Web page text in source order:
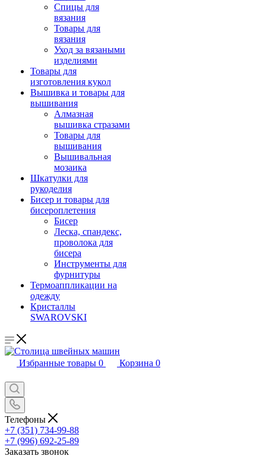
Спицы для
вязания
Товары для
вязания
Уход за вязаными
изделиями
Товары для
изготовления кукол
Вышивка и товары для
вышивания
Алмазная
вышивка стразами
Товары для
вышивания
Вышивальная
мозаика
Шкатулки для
рукоделия
Бисер и товары для
бисероплетения
Бисер
Леска, спандекс,
проволока для
бисера
Инструменты для
фурнитуры
Термоаппликации на
одежду
Кристаллы
SWAROVSKI
Избранные товары 0 Корзина 0
Телефоны
+7 (351) 734-99-88
+7 (996) 692-25-89
Заказать звонок